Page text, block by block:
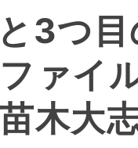
と3つ
ァイ
木大